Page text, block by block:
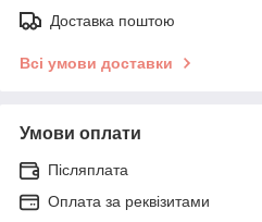
Доставка поштою
Всі умови доставки
Умови оплати
Післяплата
Оплата за реквізитами